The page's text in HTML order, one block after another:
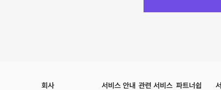
회사 서비스 안내 관련 서비스 파트너쉽